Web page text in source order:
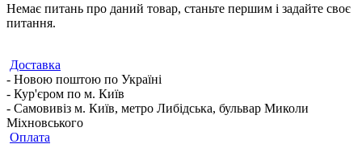
Немає питань про даний товар, станьте першим і задайте своє
питання.
Доставка
- Новою поштою по Україні
- Кур'єром по м. Київ
- Самовивіз м. Київ, метро Либідська, бульвар Миколи
Міхновського
Оплата